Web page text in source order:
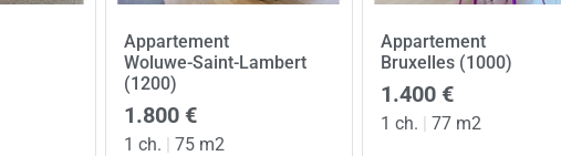
Appartement
Woluwe-Saint-Lambert
(1200)
1.800 €
1 ch. | 75 m2
Appartement
Bruxelles (1000)
1.400 €
1 ch. | 77 m2